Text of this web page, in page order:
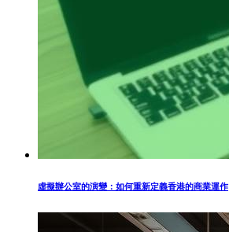
虛擬辦公室的演變：如何重新定義香港的商業運作